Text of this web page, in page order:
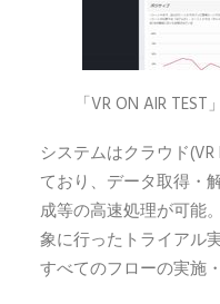
「VR ON AIR
システムはクラウド
ており、データ取得・
成等の高速処理が可能
象に行ったトライアル
すべてのフローの実施